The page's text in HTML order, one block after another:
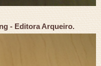
- Editora Arqueiro.